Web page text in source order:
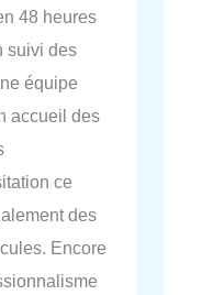
48 heures
suivi des
équipe
accueil des
ce
des
Encore